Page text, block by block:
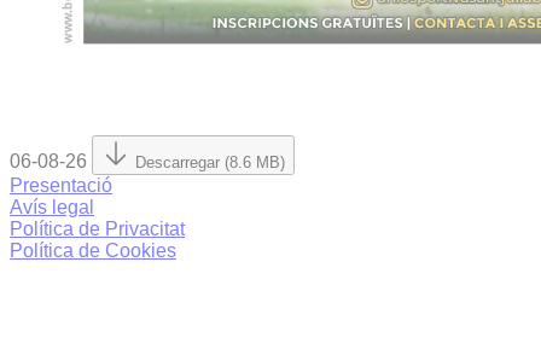
06-08-26 Descarregar (8.6 MB)
Presentació
Avís legal
Política de Privacitat
Política de Cookies